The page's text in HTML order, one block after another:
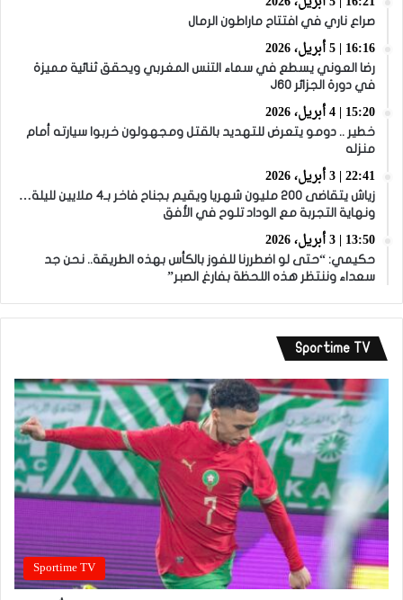
صراع ناري في افتتاح ماراطون الرمال
16:16 | 5 أبريل، 2026
رضا العوني يسطع في سماء التنس المغربي ويحقق ثنائية مميزة
في دورة الجزائر J60
15:20 | 4 أبريل، 2026
خطير .. دومو يتعرض للتهديد بالقتل ومجهولون خربوا سيارته أمام
منزله
22:41 | 3 أبريل، 2026
زياش يتقاضى 200 مليون شهريا ويقيم بجناح فاخر بـ4 ملايين لليلة…
ونهاية التجربة مع الوداد تلوح في الأفق
13:50 | 3 أبريل، 2026
حكيمي: “حتى لو اضطررنا للفوز بالكأس بهذه الطريقة.. نحن جد
سعداء وننتظر هذه اللحظة بفارغ الصبر”
Sportime TV
Sportime TV